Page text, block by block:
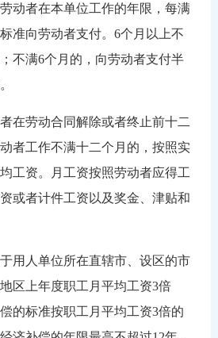
动者在本单位工作的年限，每满
准向劳动者支付。6个月以上不
不满6个月的，向劳动者支付半
劳动合同解除或者终止前十二
者工作不满十二个月的，按照实
工资。月工资按照劳动者应得工
或者计件工资以及奖金、津贴和
人单位所在直辖市、设区的市
区上年度职工月平均工资3倍
的标准按职工月平均工资3倍的